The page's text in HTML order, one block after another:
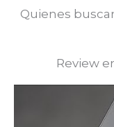
Quienes
Review